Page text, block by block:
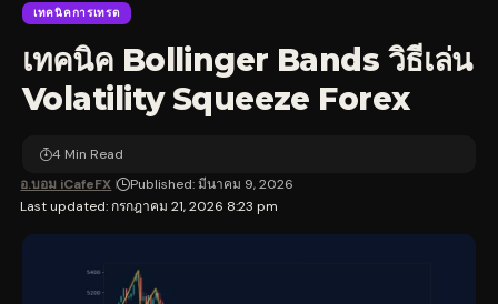
เทคนิคการเทรด
เทคนิค Bollinger Bands วิธีเล่น
Volatility Squeeze Forex
Last updated: กรกฎาคม 21, 2026 8:23 pm
อ.บอม iCafeFX Published: มีนาคม 9, 2026
4 Min Read